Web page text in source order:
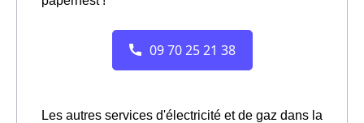
Les autres services d'électricité et de gaz dans la